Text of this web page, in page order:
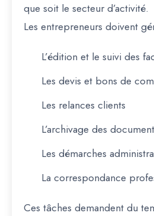
que soit le secteur d’activité.
Les entrepreneurs doivent
L’édition et le suivi des
Les devis et bons de
Les relances clients
L’archivage des
Les démarches
La correspondance
Ces tâches demandent du